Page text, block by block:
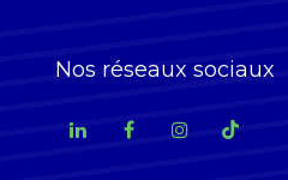
Nos réseaux sociaux